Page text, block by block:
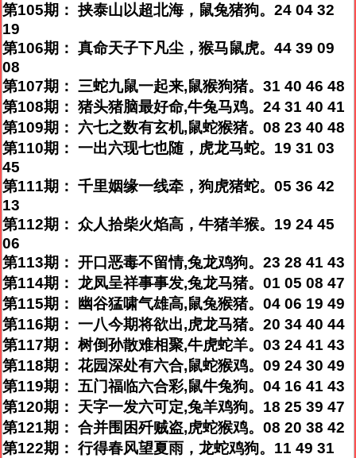
第105期： 挟泰山以超北海，鼠兔猪狗。24 04 32
19
第106期： 真命天子下凡尘，猴马鼠虎。44 39 09
08
第107期： 三蛇九鼠一起来,鼠猴狗猪。31 40 46 48
第108期： 猪头猪脑最好命,牛兔马鸡。24 31 40 41
第109期： 六七之数有玄机,鼠蛇猴猪。08 23 40 48
第110期： 一出六现七也随，虎龙马蛇。19 31 03
45
第111期： 千里姻缘一线牵，狗虎猪蛇。05 36 42
13
第112期： 众人拾柴火焰高，牛猪羊猴。19 24 45
06
第113期： 开口恶毒不留情,兔龙鸡狗。23 28 41 43
第114期： 龙凤呈祥事事发,兔龙马猪。01 05 08 47
第115期： 幽谷猛啸气雄高,鼠兔猴猪。04 06 19 49
第116期： 一八今期将欲出,虎龙马猪。20 34 40 44
第117期： 树倒孙散难相聚,牛虎蛇羊。03 24 41 43
第118期： 花园深处有六合,鼠蛇猴鸡。09 24 30 49
第119期： 五门福临六合彩,鼠牛兔狗。04 16 41 43
第120期： 天字一发六可定,兔羊鸡狗。18 25 39 47
第121期： 合并围困歼贼盗,虎蛇猴鸡。08 20 38 42
第122期： 行得春风望夏雨，龙蛇鸡狗。11 49 31